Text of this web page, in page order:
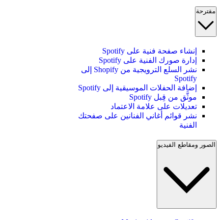
مقترحة
إنشاء صفحة فنية على Spotify
إدارة صورك الفنية على Spotify
نشر السلع الترويجية من Shopify إلى
Spotify
إضافة الحفلات الموسيقية إلى Spotify
موثَّق من قِبل Spotify
تعديلات على علامة الاعتماد
نشر قوائم أغاني الفنانين على صفحتك
الفنية
الصور ومقاطع الفيديو